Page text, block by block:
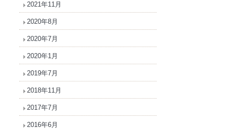
2021年11月
2020年8月
2020年7月
2020年1月
2019年7月
2018年11月
2017年7月
2016年6月